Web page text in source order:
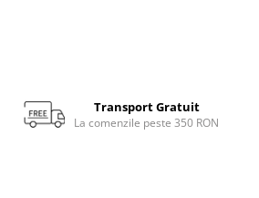
Transport Gratuit
La comenzile peste 350 RON